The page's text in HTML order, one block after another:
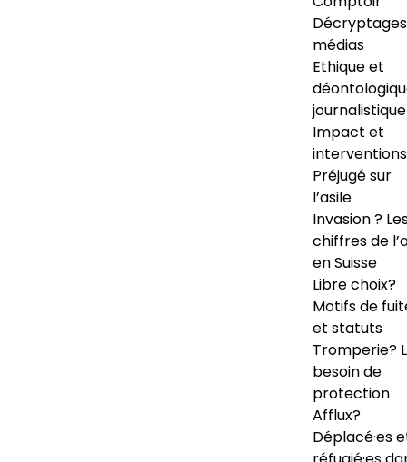
Décryptages
médias
Ethique et
journalistique
Impact et
interventions
Préjugé sur
l’asile
Invasion ?
chiffres de
en Suisse
Libre choix?
Motifs de
et statuts
Tromperie?
besoin de
protection
Afflux?
Déplacé·es